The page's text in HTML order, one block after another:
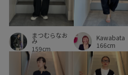
まつむらなお
み
159cm
Kawabata
166cm